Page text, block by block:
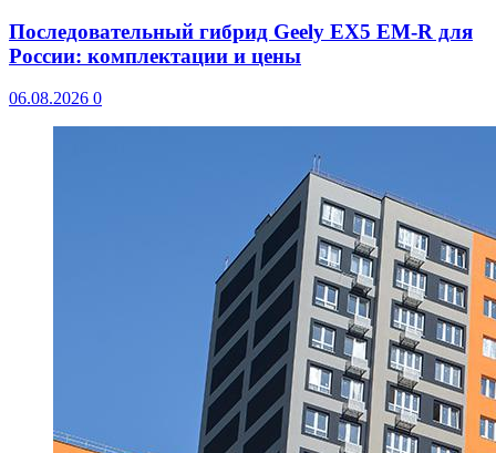
Последовательный гибрид Geely EX5 EM-R для
России: комплектации и цены
06.08.2026 0